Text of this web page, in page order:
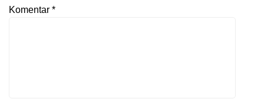
Komentar *